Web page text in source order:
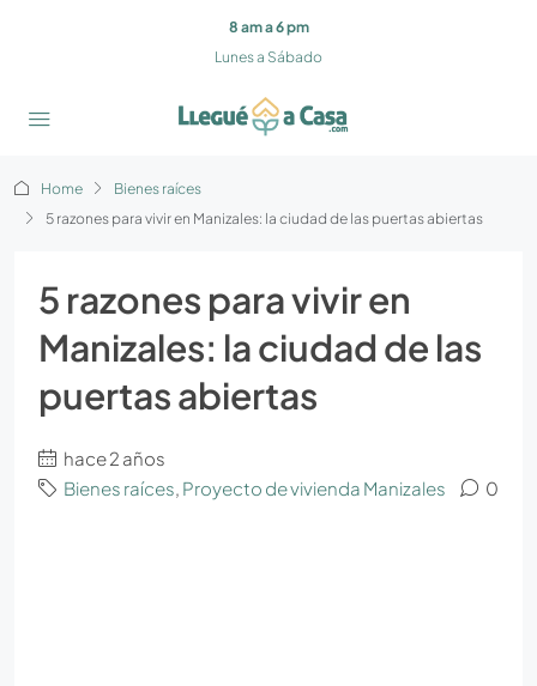
8 am a 6 pm
Lunes a Sábado
Home
Bienes raíces
5 razones para vivir en Manizales: la ciudad de las puertas abiertas
5 razones para vivir en
Manizales: la ciudad de las
puertas abiertas
hace 2 años
Bienes raíces, Proyecto de vivienda Manizales 0